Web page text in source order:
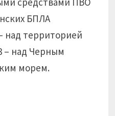
БПЛА
над территорией
– над Черным
морем.